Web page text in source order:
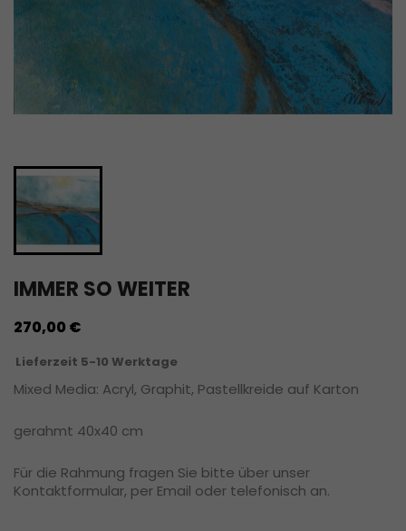
IMMER SO WEITER
270,00 €
Lieferzeit 5-10 Werktage
Mixed Media: Acryl, Graphit, Pastellkreide auf Karton
gerahmt 40x40 cm
Für die Rahmung fragen Sie bitte über unser
Kontaktformular, per Email oder telefonisch an.